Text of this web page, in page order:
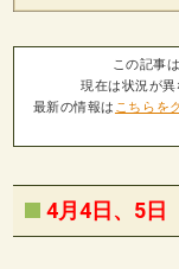
この記事
現在は状況が異
最新の情報は こちらを
4月4日、5日